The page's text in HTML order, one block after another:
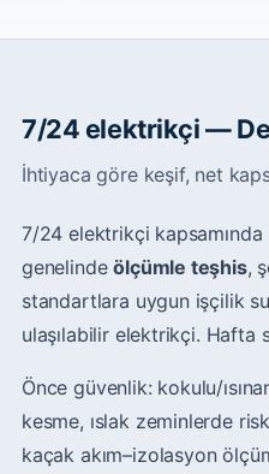
7/24 elektrikçi —
İhtiyaca göre keşif, net
7/24 elektrikçi kapsamında
genelindeölçümle teşhis,
standartlara uygun işçilik
ulaşılabilir elektrikçi. Hafta
Önce güvenlik: kokulu/
kesme, ıslak zeminlerde
kaçak akım–izolasyon